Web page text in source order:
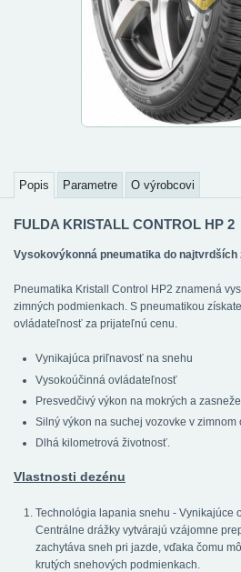
Popis Parametre O výrobcovi
FULDA KRISTALL CONTROL HP 2
Vysokovýkonná pneumatika do najtvrdších
Pneumatika Kristall Control HP2 znamená
zimných podmienkach. S pneumatikou
ovládateľnosť za prijateľnú cenu.
Vynikajúca priľnavosť na snehu
Vysokoúčinná ovládateľnosť
Presvedčivý výkon na mokrých a
Silný výkon na suchej vozovke v zimnom
Dlhá kilometrová životnosť.
Vlastnosti dezénu
Technológia lapania snehu - Vynikajúce
Centrálne drážky vytvárajú vzájomne
zachytáva sneh pri jazde, vďaka čomu
krutých snehových podmienkach.